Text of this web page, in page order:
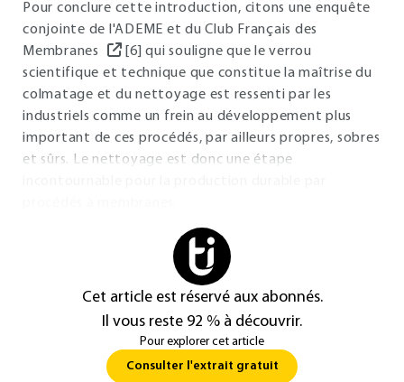
Pour conclure cette introduction, citons une enquête
conjointe de l'ADEME et du Club Français des
Membranes
[6] qui souligne que le verrou
scientifique et technique que constitue la maîtrise du
colmatage et du nettoyage est ressenti par les
industriels comme un frein au développement plus
important de ces procédés, par ailleurs propres, sobres
et sûrs. Le nettoyage est donc une étape
Cet article est réservé aux abonnés.
Il vous reste 92 % à découvrir.
Pour explorer cet article
Consulter l'extrait gratuit